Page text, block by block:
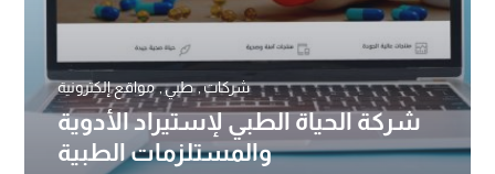
شركة الحياة الطبي لإستيراد الأدوية
والمستلزمات الطبية
شركات طبي مواقع إلكترونية